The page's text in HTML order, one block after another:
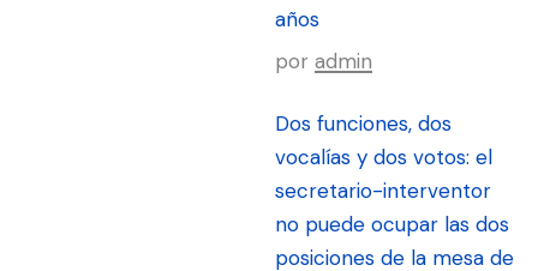
años
por admin
Dos funciones, dos
vocalías y dos votos: el
secretario-interventor
no puede ocupar las dos
posiciones de la mesa de